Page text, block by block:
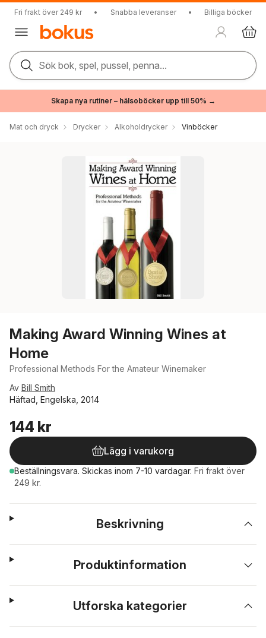
Fri frakt över 249 kr • Snabba leveranser • Billiga böcker
Sök bok, spel, pussel, penna...
Skapa nya rutiner – hälsoböcker upp till 50% →
Mat och dryck Drycker Alkoholdrycker Vinböcker
Making Award Winning Wines at
Home
Professional Methods For the Amateur Winemaker
Av Bill Smith
Häftad, Engelska, 2014
144 kr
Lägg i varukorg
Beställningsvara. Skickas inom 7-10 vardagar. Fri frakt över
249 kr.
Beskrivning
Produktinformation
Utforska kategorier